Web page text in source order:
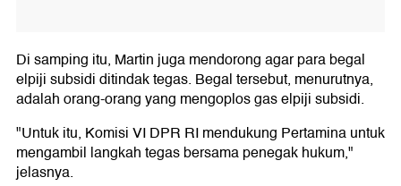
Di samping itu, Martin juga mendorong agar para begal
elpiji subsidi ditindak tegas. Begal tersebut, menurutnya,
adalah orang-orang yang mengoplos gas elpiji subsidi.
"Untuk itu, Komisi VI DPR RI mendukung Pertamina untuk
mengambil langkah tegas bersama penegak hukum,"
jelasnya.